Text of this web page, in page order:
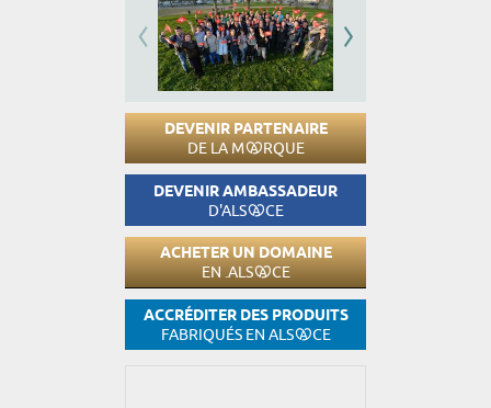
DEVENIR PARTENAIRE
DE LA M RQUE
DEVENIR AMBASSADEUR
D'ALS CE
ACHETER UN DOMAINE
EN .ALS CE
ACCRÉDITER DES PRODUITS
FABRIQUÉS EN ALS CE